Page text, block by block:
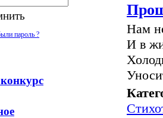
пароль ?
Нам
И в